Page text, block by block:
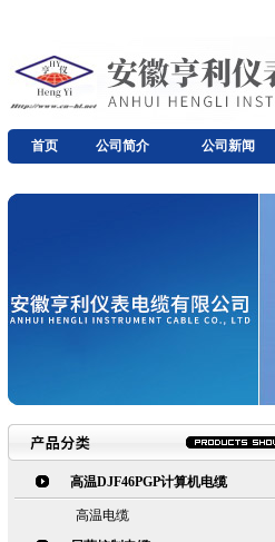
首页 公司简介 公司新闻
高温DJF46PGP计算机电缆
高温电缆